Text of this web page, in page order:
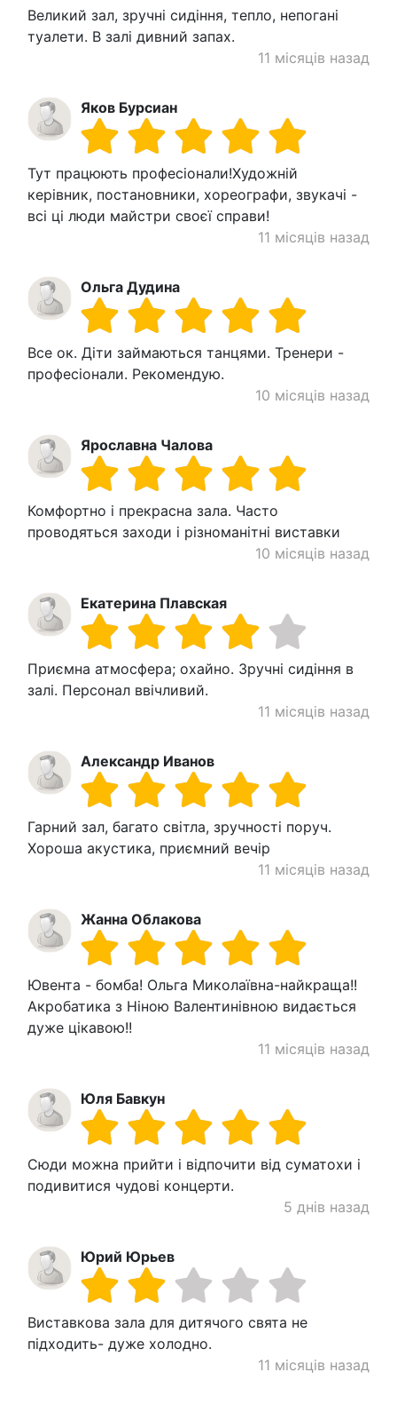
Великий зал, зручні сидіння, тепло, непогані
туалети. В залі дивний запах.
11 місяців назад
Яков Бурсиан
Тут працюють професіонали!Художній
керівник, постановники, хореографи, звукачі -
всі ці люди майстри своєї справи!
11 місяців назад
Ольга Дудина
Все ок. Діти займаються танцями. Тренери -
професіонали. Рекомендую.
10 місяців назад
Ярославна Чалова
Комфортно і прекрасна зала. Часто
проводяться заходи і різноманітні виставки
10 місяців назад
Екатерина Плавская
Приємна атмосфера; охайно. Зручні сидіння в
залі. Персонал ввічливий.
11 місяців назад
Александр Иванов
Гарний зал, багато світла, зручності поруч.
Хороша акустика, приємний вечір
11 місяців назад
Жанна Облакова
Ювента - бомба! Ольга Миколаївна-найкраща!!
Акробатика з Ніною Валентинівною видається
дуже цікавою!!
11 місяців назад
Юля Бавкун
Сюди можна прийти і відпочити від суматохи і
подивитися чудові концерти.
5 днів назад
Юрий Юрьев
Виставкова зала для дитячого свята не
підходить- дуже холодно.
11 місяців назад